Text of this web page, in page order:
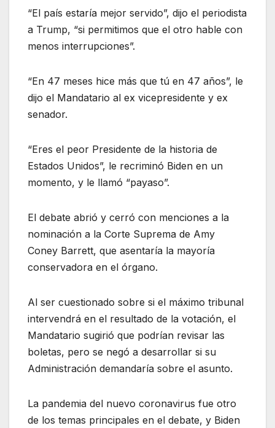
“El país estaría mejor servido”, dijo el periodista
a Trump, “si permitimos que el otro hable con
menos interrupciones”.
“En 47 meses hice más que tú en 47 años”, le
dijo el Mandatario al ex vicepresidente y ex
senador.
“Eres el peor Presidente de la historia de
Estados Unidos”, le recriminó Biden en un
momento, y le llamó “payaso”.
El debate abrió y cerró con menciones a la
nominación a la Corte Suprema de Amy
Coney Barrett, que asentaría la mayoría
conservadora en el órgano.
Al ser cuestionado sobre si el máximo tribunal
intervendrá en el resultado de la votación, el
Mandatario sugirió que podrían revisar las
boletas, pero se negó a desarrollar si su
Administración demandaría sobre el asunto.
La pandemia del nuevo coronavirus fue otro
de los temas principales en el debate, y Biden